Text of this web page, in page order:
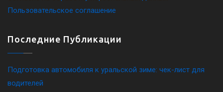
Пользовательское соглашение
Последние Публикации
Подготовка автомобиля к уральской зиме: чек-лист для
водителей